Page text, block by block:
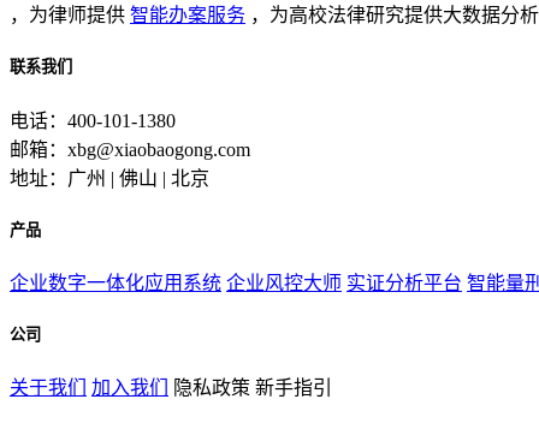
，为律师提供 智能办案服务 ，为高校法律研究提供大数据分
联系我们
电话：400-101-1380
邮箱：xbg@xiaobaogong.com
地址：广州 | 佛山 | 北京
产品
企业数字一体化应用系统 企业风控大师 实证分析平台 智能量
公司
关于我们 加入我们 隐私政策 新手指引